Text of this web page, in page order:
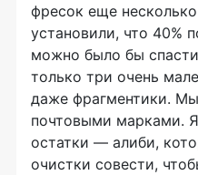
фресок еще
установили, что 40%
можно было бы
только три очень
даже фрагментики.
почтовыми марками.
остатки — алиби,
очистки совести,